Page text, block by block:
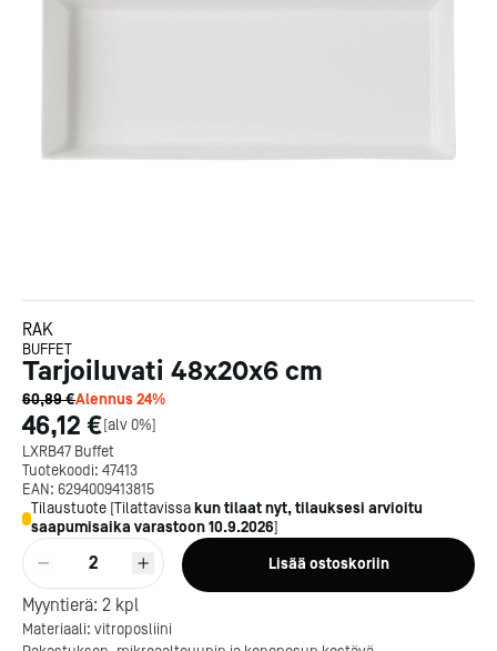
RAK
BUFFET
Tarjoiluvati 48x20x6 cm
60,89 €Alennus24%
46,12 €[alv 0%]
LXRB47 Buffet
Tuotekoodi: 47413
EAN: 6294009413815
Tilaustuote [Tilattavissa kun tilaat nyt, tilauksesi arvioitu
saapumisaika varastoon10.9.2026]
2 Lisää ostoskoriin
Myyntierä: 2 kpl
Materiaali: vitroposliini
Kotipizza on vuonna 1987
perustettu yritys, jolla on yli
300 ravintolaa eri puolella